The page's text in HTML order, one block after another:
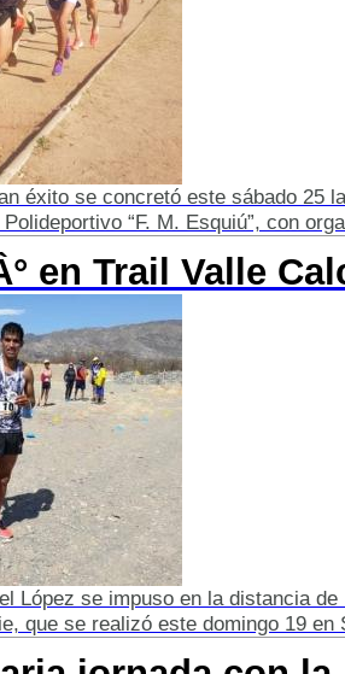
éxito se concretó este sábado 25
“F. M. Esquiú”, con
en Trail Valle
López se impuso en la distancia
que se realizó este domingo 19 en